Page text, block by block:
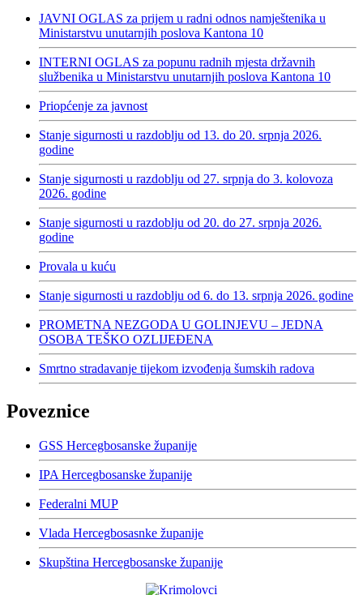
JAVNI OGLAS za prijem u radni odnos namještenika u
Ministarstvu unutarnjih poslova Kantona 10
INTERNI OGLAS za popunu radnih mjesta državnih
službenika u Ministarstvu unutarnjih poslova Kantona 10
Priopćenje za javnost
Stanje sigurnosti u razdoblju od 13. do 20. srpnja 2026.
godine
Stanje sigurnosti u razdoblju od 27. srpnja do 3. kolovoza
2026. godine
Stanje sigurnosti u razdoblju od 20. do 27. srpnja 2026.
godine
Provala u kuću
Stanje sigurnosti u razdoblju od 6. do 13. srpnja 2026. godine
PROMETNA NEZGODA U GOLINJEVU – JEDNA
OSOBA TEŠKO OZLIJEĐENA
Smrtno stradavanje tijekom izvođenja šumskih radova
Poveznice
GSS Hercegbosanske županije
IPA Hercegbosanske županije
Federalni MUP
Vlada Hercegbosasnke županije
Skupština Hercegbosanske županije